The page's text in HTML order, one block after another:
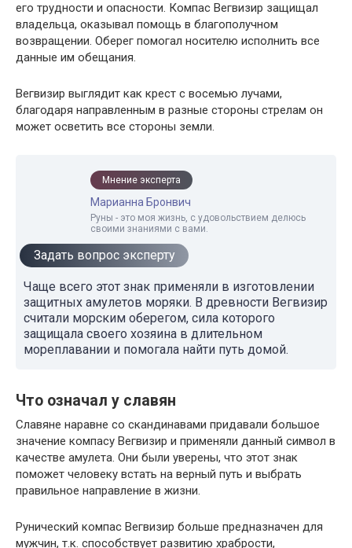
его трудности и опасности. Компас Вегвизир защищал
владельца, оказывал помощь в благополучном
возвращении. Оберег помогал носителю исполнить все
данные им обещания.
Вегвизир выглядит как крест с восемью лучами,
благодаря направленным в разные стороны стрелам он
может осветить все стороны земли.
Мнение эксперта
Марианна Бронвич
Руны - это моя жизнь, с удовольствием делюсь
своими знаниями с вами.
Задать вопрос эксперту
Чаще всего этот знак применяли в изготовлении
защитных амулетов моряки. В древности Вегвизир
считали морским оберегом, сила которого
защищала своего хозяина в длительном
мореплавании и помогала найти путь домой.
Что означал у славян
Славяне наравне со скандинавами придавали большое
значение компасу Вегвизир и применяли данный символ в
качестве амулета. Они были уверены, что этот знак
поможет человеку встать на верный путь и выбрать
правильное направление в жизни.
Рунический компас Вегвизир больше предназначен для
мужчин, т.к. способствует развитию храбрости,